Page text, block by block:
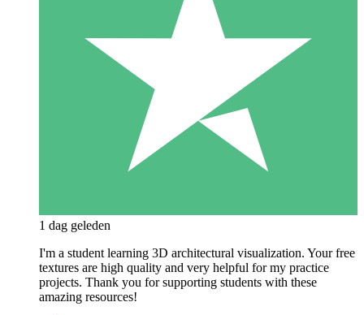
1 dag geleden
I'm a student learning 3D architectural visualization. Your free
textures are high quality and very helpful for my practice
projects. Thank you for supporting students with these
amazing resources!